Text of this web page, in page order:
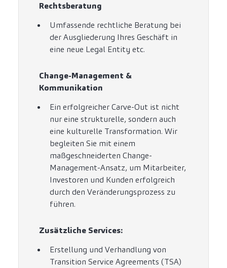
Rechtsberatung
Umfassende rechtliche Beratung bei
der Ausgliederung Ihres Geschäft in
eine neue Legal Entity etc.
Change-Management &
Kommunikation
Ein erfolgreicher Carve-Out ist nicht
nur eine strukturelle, sondern auch
eine kulturelle Transformation. Wir
begleiten Sie mit einem
maßgeschneiderten Change-
Management-Ansatz, um Mitarbeiter,
Investoren und Kunden erfolgreich
durch den Veränderungsprozess zu
führen.
Zusätzliche Services:
Erstellung und Verhandlung von
Transition Service Agreements (TSA)